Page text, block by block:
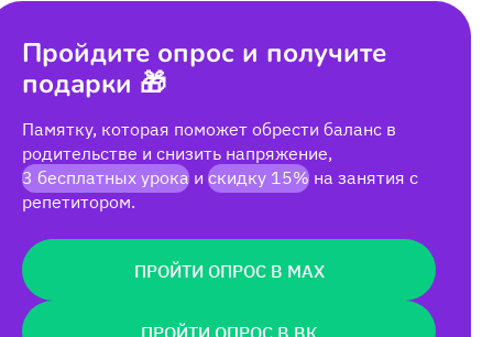
Пройдите опрос и получите
подарки 🎁
Памятку, которая поможет обрести баланс в
родительстве и снизить напряжение,
3 бесплатных урока и скидку 15% на занятия с
репетитором.
ПРОЙТИ ОПРОС В MAX
ПРОЙТИ ОПРОС В ВК